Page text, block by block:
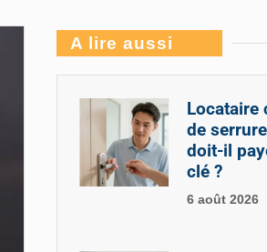
A lire aussi
Locataire
de
doit-il
clé ?
6 août 2026